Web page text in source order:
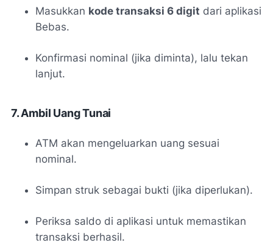
Masukkan kode transaksi 6 digit dari aplikasi
Bebas.
Konfirmasi nominal (jika diminta), lalu tekan
lanjut.
7. Ambil Uang Tunai
ATM akan mengeluarkan uang sesuai
nominal.
Simpan struk sebagai bukti (jika diperlukan).
Periksa saldo di aplikasi untuk memastikan
transaksi berhasil.